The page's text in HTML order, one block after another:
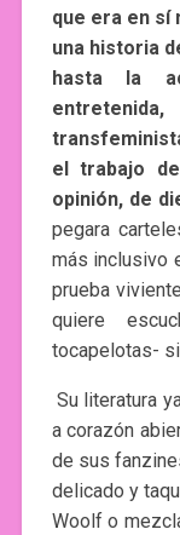
que era en sí
una historia
hasta la
entretenida,
el trabajo
opinión, de
pegara
más inclusivo
prueba
quiere
tocapelotas-
Su literatura
a corazón
de sus
delicado y
Woolf o